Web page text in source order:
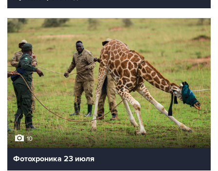
10
Фотохроника 23 июля